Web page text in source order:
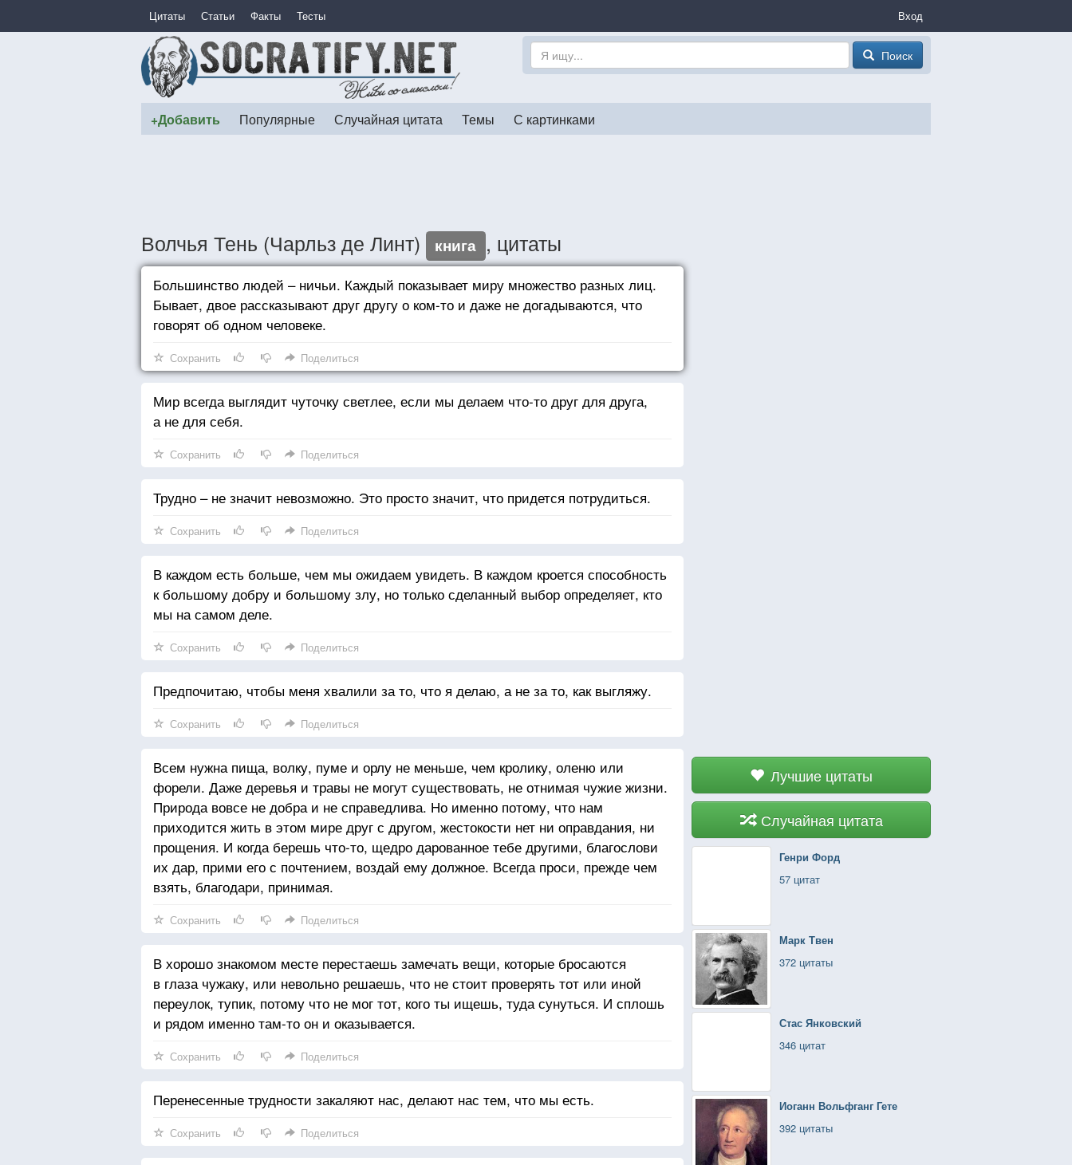
Цитаты Статьи Факты Тесты Вход
Поиск
+Добавить Популярные Случайная цитата Темы С картинками
Волчья Тень (Чарльз де Линт) книга , цитаты
Лучшие цитаты
Случайная цитата
Генри Форд
57 цитат
Марк Твен
372 цитаты
Стас Янковский
346 цитат
Иоганн Вольфганг Гете
392 цитаты
Большинство людей – ничьи. Каждый показывает миру множество разных лиц.
Бывает, двое рассказывают друг другу о ком-то и даже не догадываются, что
говорят об одном человеке.
Сохранить Поделиться
Мир всегда выглядит чуточку светлее, если мы делаем что-то друг для друга,
а не для себя.
Сохранить Поделиться
Трудно – не значит невозможно. Это просто значит, что придется потрудиться.
Сохранить Поделиться
В каждом есть больше, чем мы ожидаем увидеть. В каждом кроется способность
к большому добру и большому злу, но только сделанный выбор определяет, кто
мы на самом деле.
Сохранить Поделиться
Предпочитаю, чтобы меня хвалили за то, что я делаю, а не за то, как выгляжу.
Сохранить Поделиться
Всем нужна пища, волку, пуме и орлу не меньше, чем кролику, оленю или
форели. Даже деревья и травы не могут существовать, не отнимая чужие жизни.
Природа вовсе не добра и не справедлива. Но именно потому, что нам
приходится жить в этом мире друг с другом, жестокости нет ни оправдания, ни
прощения. И когда берешь что-то, щедро дарованное тебе другими, благослови
их дар, прими его с почтением, воздай ему должное. Всегда проси, прежде чем
взять, благодари, принимая.
Сохранить Поделиться
В хорошо знакомом месте перестаешь замечать вещи, которые бросаются
в глаза чужаку, или невольно решаешь, что не стоит проверять тот или иной
переулок, тупик, потому что не мог тот, кого ты ищешь, туда сунуться. И сплошь
и рядом именно там-то он и оказывается.
Сохранить Поделиться
Перенесенные трудности закаляют нас, делают нас тем, что мы есть.
Сохранить Поделиться